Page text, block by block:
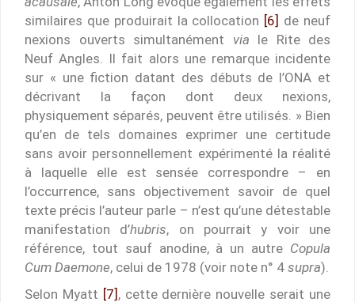
similaires que produirait la collocation [6] de neuf
nexions ouverts simultanément via le Rite des
Neuf Angles. Il fait alors une remarque incidente
sur « une fiction datant des débuts de l’ONA et
décrivant la façon dont deux nexions,
physiquement séparés, peuvent être utilisés. » Bien
qu’en de tels domaines exprimer une certitude
sans avoir personnellement expérimenté la réalité
à laquelle elle est sensée correspondre – en
l’occurrence, sans objectivement savoir de quel
texte précis l’auteur parle – n’est qu’une détestable
manifestation d’hubris, on pourrait y voir une
référence, tout sauf anodine, à un autre Copula
Cum Daemone, celui de 1978 (voir note n° 4 supra).
Selon Myatt [7] , cette dernière nouvelle serait une